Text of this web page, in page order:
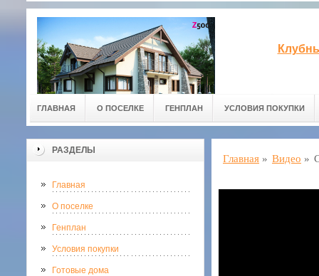
ГЛАВНАЯ О ПОСЕЛКЕ ГЕНПЛАН УСЛОВИЯ ПОКУПКИ
РАЗДЕЛЫ
Главная
О поселке
Генплан
Условия покупки
Готовые дома
Главная » Видео »